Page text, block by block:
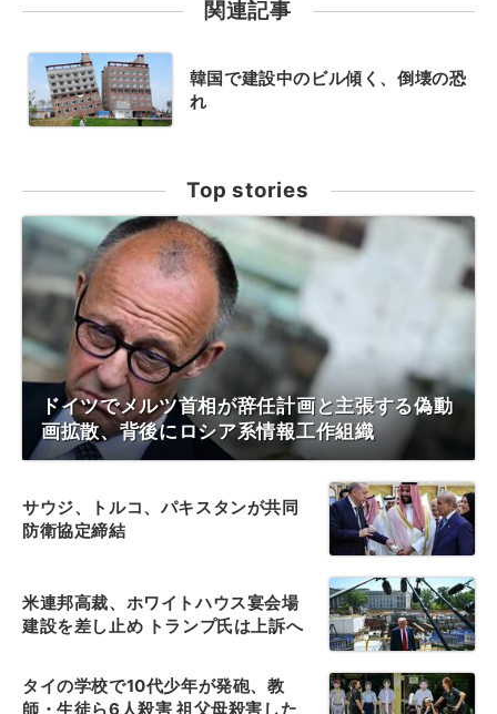
関連記事
韓国で建設中のビル傾く、倒壊の恐
れ
Top stories
ドイツでメルツ首相が辞任計画と主張する偽動
画拡散、背後にロシア系情報工作組織
サウジ、トルコ、パキスタンが共同
防衛協定締結
米連邦高裁、ホワイトハウス宴会場
建設を差し止め トランプ氏は上訴へ
タイの学校で10代少年が発砲、教
師・生徒ら6人殺害 祖父母殺害した